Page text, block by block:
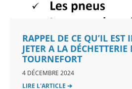
RAPPEL DE CE QU’IL EST
JETER A LA DÉCHETTERIE
TOURNEFORT
4 DÉCEMBRE 2024
LIRE L'ARTICLE ➔